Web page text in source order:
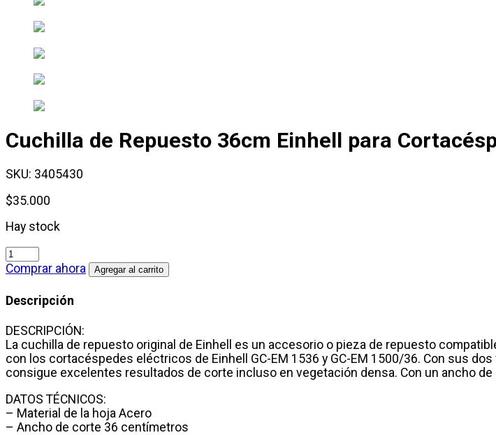
Cuchilla de Repuesto 36cm Einhell para
SKU: 3405430
$35.000
Hay stock
Cuchilla
de
36cm
Einhell
para
Cortacésped
GC-
EM
1536
cantidad
Comprar ahora Agregar al carrito
Descripción
DESCRIPCIÓN:
La cuchilla de repuesto original de Einhell es un accesorio o pieza de repuesto
con los cortacéspedes eléctricos de Einhell GC-EM 1536 y GC-EM 1500/36. Con sus
consigue excelentes resultados de corte incluso en vegetación densa. Con un ancho
DATOS TÉCNICOS:
– Material de la hoja Acero
– Ancho de corte 36 centímetros